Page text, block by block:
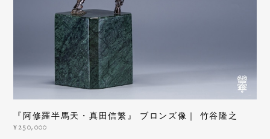
『阿修羅半馬天・真田信繁』 ブロンズ像｜ 竹谷隆之
¥250,000